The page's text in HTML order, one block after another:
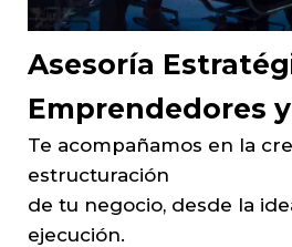
Asesoría
Emprendedores
Te acompañamos en la
estructuración
de tu negocio, desde la
ejecución.